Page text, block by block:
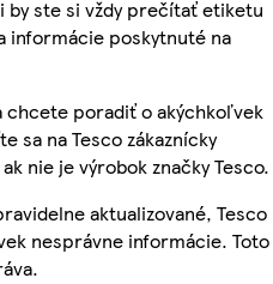
by ste si vždy prečítať etiketu
informácie poskytnuté na
chcete poradiť o akýchkoľvek
sa na Tesco zákaznícky
nie je výrobok značky Tesco.
aktualizované, Tesco
nesprávne informácie. Toto